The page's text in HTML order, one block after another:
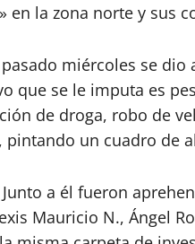
en la zona norte y sus
miércoles se
que se le imputa es
de droga, robo de
un cuadro de
a él fueron
Mauricio N., Ángel